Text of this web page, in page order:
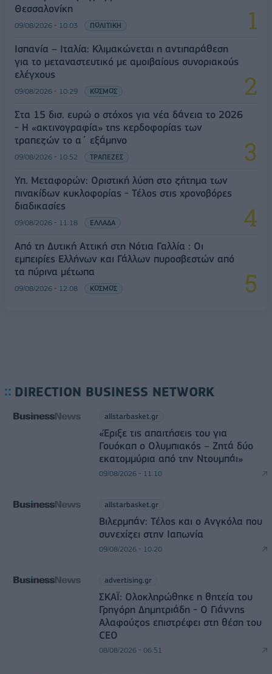
Θεσσαλονίκη
09/08/2026 - 10:03 ΠΟΛΙΤΙΚΗ
Ισπανία – Ιταλία: Κλιμακώνεται η αντιπαράθεση
για το μεταναστευτικό με αμοιβαίους συνοριακούς
ελέγχους
09/08/2026 - 10:29 ΚΟΣΜΟΣ
Στα 15 δισ. ευρώ ο στόχος για νέα δάνεια το 2026
- Η «ακτινογραφία» της κερδοφορίας των
τραπεζών το α΄ εξάμηνο
09/08/2026 - 10:52 ΤΡΑΠΕΖΕΣ
Υπ. Μεταφορών: Οριστική λύση στο ζήτημα των
πινακίδων κυκλοφορίας - Τέλος στις χρονοβόρες
διαδικασίες
09/08/2026 - 11:18 ΕΛΛΑΔΑ
Από τη Δυτική Αττική στη Νότια Γαλλία : Οι
εμπειρίες Ελλήνων και Γάλλων πυροσβεστών από
τα πύρινα μέτωπα
09/08/2026 - 12:08 ΚΟΣΜΟΣ
DIRECTION BUSINESS NETWORK
allstarbasket.gr
«Έριξε τις απαιτήσεις του για
Γουόκαπ ο Ολυμπιακός – Ζητά δύο
εκατομμύρια από την Ντουμπάι»
09/08/2026 - 11:10
allstarbasket.gr
Βιλερμπάν: Τέλος και ο Ανγκόλα που
συνεχίζει στην Ιαπωνία
09/08/2026 - 10:20
advertising.gr
ΣΚΑΪ: Ολοκληρώθηκε η θητεία του
Γρηγόρη Δημητριάδη - Ο Γιάννης
Αλαφούζος επιστρέφει στη θέση του
CEO
08/08/2026 - 06:51